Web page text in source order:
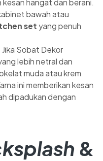
bawah atau
set yang penuh
Jika Sobat Dekor
lebih netral dan
muda atau krem
ini memberikan kesan
dipadukan dengan
&